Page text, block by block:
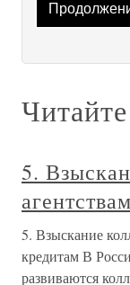
5.
5. Взыскание
кредитам В
развиваются